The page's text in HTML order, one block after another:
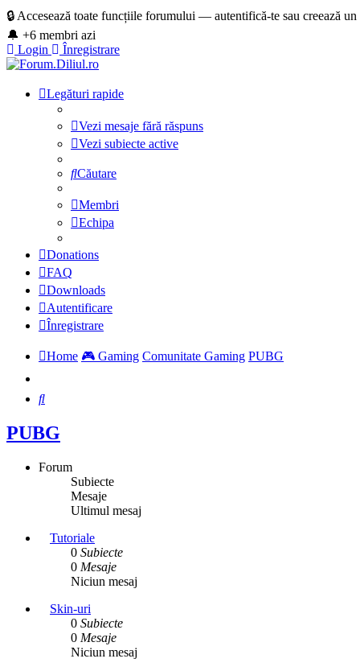
🔒 Accesează toate funcțiile forumului — autentifică-te sau creează un
🔔 +6 membri azi
Login
Înregistrare
Legături rapide
Vezi mesaje fără răspuns
Vezi subiecte active
Căutare
Membri
Echipa
Donations
FAQ
Downloads
Autentificare
Înregistrare
Home 🎮 Gaming Comunitate Gaming PUBG
Căutare
PUBG
Forum
Subiecte
Mesaje
Ultimul mesaj
Tutoriale
0 Subiecte
0 Mesaje
Niciun mesaj
Skin-uri
0 Subiecte
0 Mesaje
Niciun mesaj